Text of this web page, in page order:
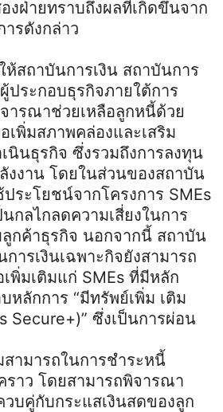
งฝ่ายทราบถึงผลที่เกิดขึ้นจาก
ารดังกล่าว
สถาบันการเงิน สถาบันการ
ประกอบธุรกิจภายใต้การ
ารณาช่วยเหลือลูกหนี้ด้วย
เพิ่มสภาพคล่องและเสริม
นินธุรกิจ ซึ่งรวมถึงการลงทุน
งงาน โดยในส่วนของสถาบัน
ประโยชน์จากโครงการ SMEs
กลไกลดความเสี่ยงในการ
กค้าธุรกิจ นอกจากนี้ สถาบัน
ารเงินเฉพาะกิจยังสามารถ
พิ่มเติมแก่ SMEs ที่มีหลัก
หลักการ “มีทรัพย์เพิ่ม เติม
Secure+)” ซึ่งเป็นการผ่อน
ามารถในการชำระหนี้
ราว โดยสามารถพิจารณา
บคู่กับกระแสเงินสดของลูก